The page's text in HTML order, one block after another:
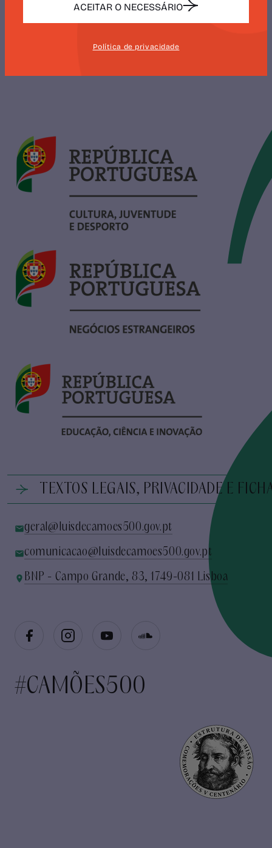
SUBSCREVER
TEXTOS LEGAIS, PRIVACIDADE E
geral@luisdecamoes500.gov.pt
comunicacao@luisdecamoes500.gov.pt
BNP - Campo Grande, 83, 1749-081 Lisboa
#CAMÕES500
ACEITAR O NECESSÁRIO
Política de privacidade